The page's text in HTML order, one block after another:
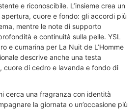
e riconoscibile. L’insieme crea un
cuore e fondo: gli accordi più
mentre le note di supporto
e continuità sulla pelle. YSL
e cumarina per La Nuit de L’Homme
descrive anche una testa
cuore di cedro e lavanda e fondo di
cerca una fragranza con identità
la giornata o un’occasione più